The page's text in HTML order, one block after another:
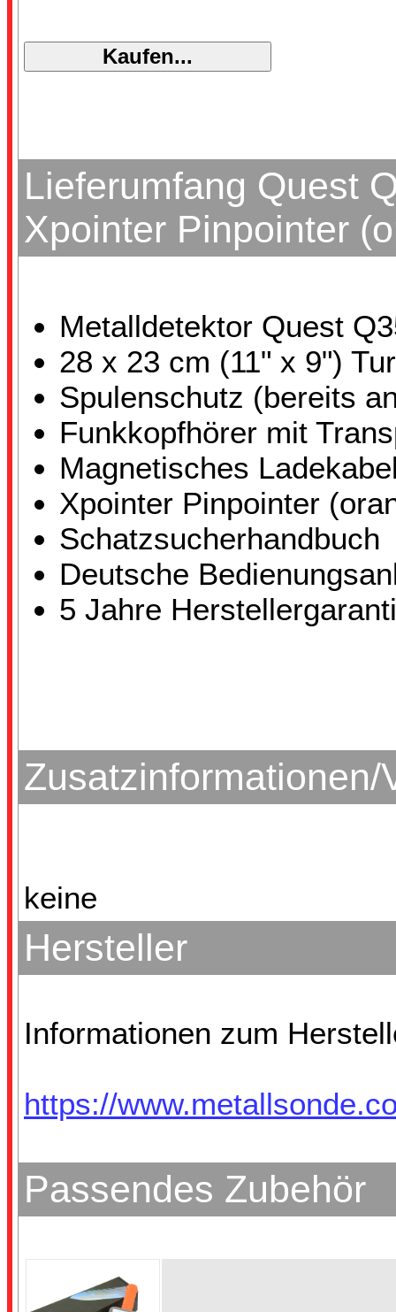
Lieferumfang Quest
Xpointer Pinpointer
Metalldetektor Quest
28 x 23 cm (11" x 9")
Spulenschutz (bereits
Funkkopfhörer mit
Magnetisches
Xpointer Pinpointer
Schatzsucherhandbuch
Deutsche
5 Jahre
Zusatzinformationen/
keine
Hersteller
Informationen zum
https://
Passendes Zubehör